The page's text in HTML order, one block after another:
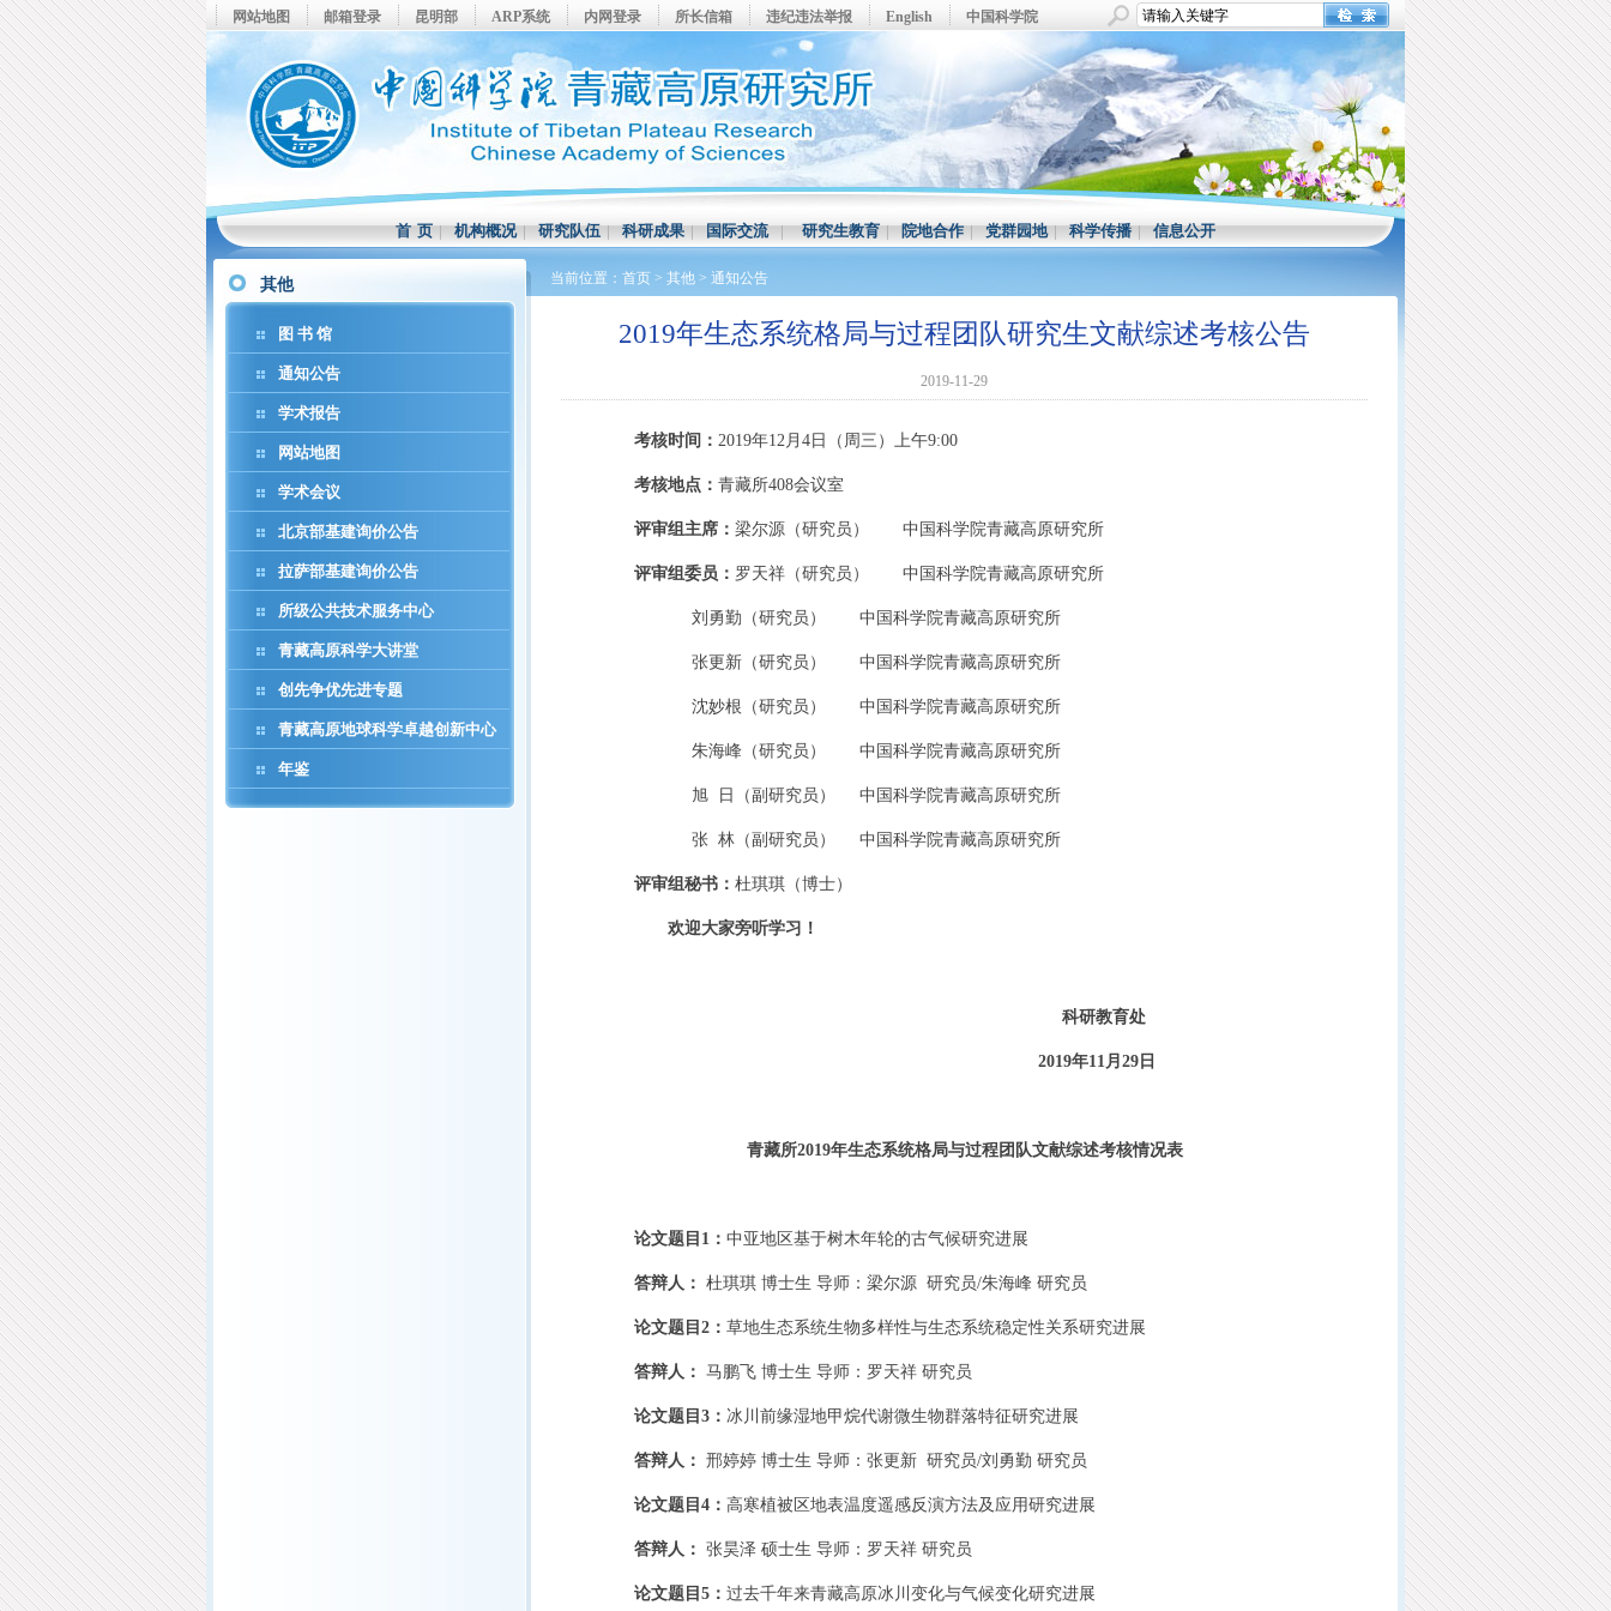
网站地图 邮箱登录 昆明部 ARP系统 内网登录 所长信箱 违纪违法举报 English 中国科学院
首 页|机构概况|研究队伍|科研成果|国际交流|研究生教育|院地合作|党群园地|科学传播|信息公开
其他
图 书 馆
通知公告
学术报告
网站地图
学术会议
北京部基建询价公告
拉萨部基建询价公告
所级公共技术服务中心
青藏高原科学大讲堂
创先争优先进专题
青藏高原地球科学卓越创新中心
年鉴
当前位置： 首页 > 其他 > 通知公告
2019年生态系统格局与过程团队研究生文献综述考核公告
2019-11-29
考核时间： 2019年12月4日（周三）上午9:00
考核地点： 青藏所408会议室
评审组主席： 梁尔源（研究员） 中国科学院青藏高原研究所
评审组委员： 罗天祥（研究员） 中国科学院青藏高原研究所
刘勇勤（研究员） 中国科学院青藏高原研究所
张更新（研究员） 中国科学院青藏高原研究所
沈妙根（研究员） 中国科学院青藏高原研究所
朱海峰（研究员） 中国科学院青藏高原研究所
旭 日（副研究员） 中国科学院青藏高原研究所
张 林（副研究员） 中国科学院青藏高原研究所
评审组秘书： 杜琪琪（博士）
欢迎大家旁听学习！
科研教育处
2019年11月29日
青藏所2019年生态系统格局与过程团队文献综述考核情况表
论文题目1： 中亚地区基于树木年轮的古气候研究进展
答辩人： 杜琪琪 博士生 导师：梁尔源 研究员/朱海峰 研究员
论文题目2： 草地生态系统生物多样性与生态系统稳定性关系研究进展
答辩人： 马鹏飞 博士生 导师：罗天祥 研究员
论文题目3： 冰川前缘湿地甲烷代谢微生物群落特征研究进展
答辩人： 邢婷婷 博士生 导师：张更新 研究员/刘勇勤 研究员
论文题目4： 高寒植被区地表温度遥感反演方法及应用研究进展
答辩人： 张昊泽 硕士生 导师：罗天祥 研究员
论文题目5： 过去千年来青藏高原冰川变化与气候变化研究进展